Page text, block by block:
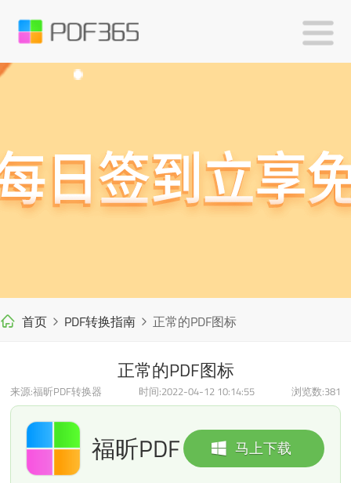
首页 PDF转换指南 正常的PDF图标
正常的PDF图标
来源:福昕PDF转换器 时间:2022-04-12 10:14:55 浏览数:381
马上下载
福昕PDF